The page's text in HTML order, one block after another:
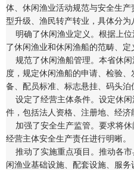
体、休闲渔业活动规范与安全生
型升级、渔民转产转业，具体分为
明确了休闲渔业定义。根据上位
了休闲渔业和休闲渔船的范畴、定
规范了休闲渔船管理。本省休闲
度，规定休闲渔船的申请、检验
备、配员标准、标志悬挂、码头泊
设定了经营主体条件。设定休闲
件，包括法人资格、注册地、经济
加强了安全生产监管。要求将休
经营主体安全生产责任进行明晰。
推动了实施重点项目。推动各市
闲渔业基础设施、配套设施、服